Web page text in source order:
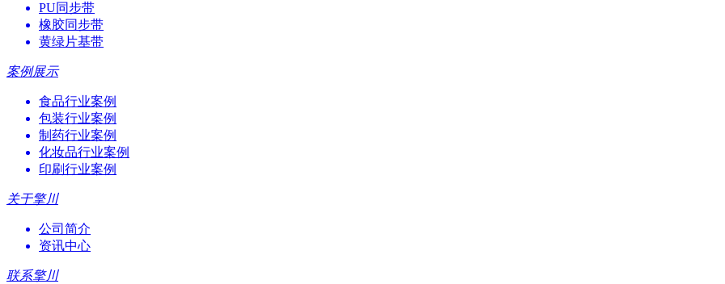
PU同步带
橡胶同步带
黄绿片基带
案例展示
食品行业案例
包装行业案例
制药行业案例
化妆品行业案例
印刷行业案例
关于擎川
公司简介
资讯中心
联系擎川